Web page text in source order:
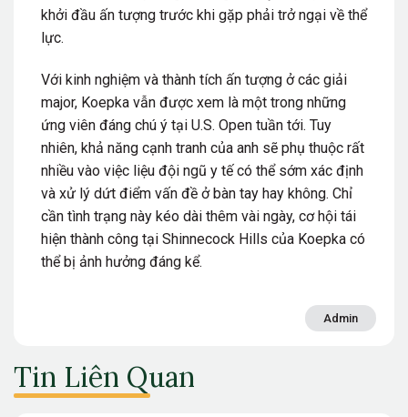
khởi đầu ấn tượng trước khi gặp phải trở ngại về thể
lực.
Với kinh nghiệm và thành tích ấn tượng ở các giải
major, Koepka vẫn được xem là một trong những
ứng viên đáng chú ý tại U.S. Open tuần tới. Tuy
nhiên, khả năng cạnh tranh của anh sẽ phụ thuộc rất
nhiều vào việc liệu đội ngũ y tế có thể sớm xác định
và xử lý dứt điểm vấn đề ở bàn tay hay không. Chỉ
cần tình trạng này kéo dài thêm vài ngày, cơ hội tái
hiện thành công tại Shinnecock Hills của Koepka có
thể bị ảnh hưởng đáng kể.
Admin
Tin Liên Quan